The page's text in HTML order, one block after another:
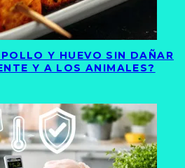
Y HUEVO SIN DAÑAR
Y A LOS ANIMALES?